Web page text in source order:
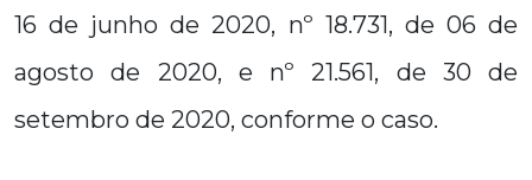
16 de junho de 2020, nº 18.731, de 06 de
agosto de 2020, e nº 21.561, de 30 de
setembro de 2020, conforme o caso.